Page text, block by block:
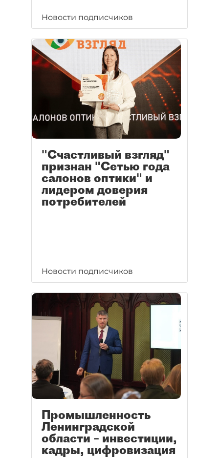
Новости подписчиков
"Счастливый взгляд"
признан "Сетью года
салонов оптики" и
лидером доверия
потребителей
Новости подписчиков
Промышленность
Ленинградской
области – инвестиции,
кадры, цифровизация